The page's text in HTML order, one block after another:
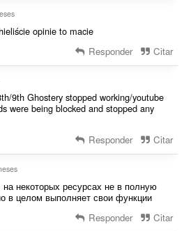
opinie to macie
Responder Citar
9th Ghostery stopped working/youtube
were being blocked and stopped any
Responder Citar
на некоторых ресурсах не в полную
в целом выполняет свои функции
Responder Citar